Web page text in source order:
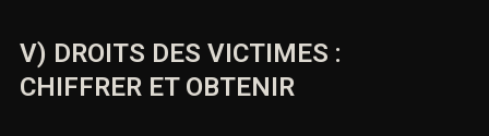
V) DROITS DES VICTIMES :
CHIFFRER ET OBTENIR